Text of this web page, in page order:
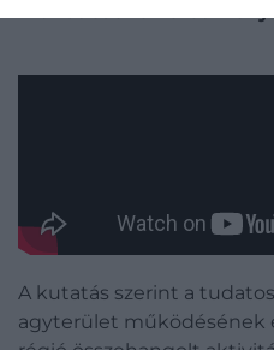
A kutatás szerint a
agyterület működésének